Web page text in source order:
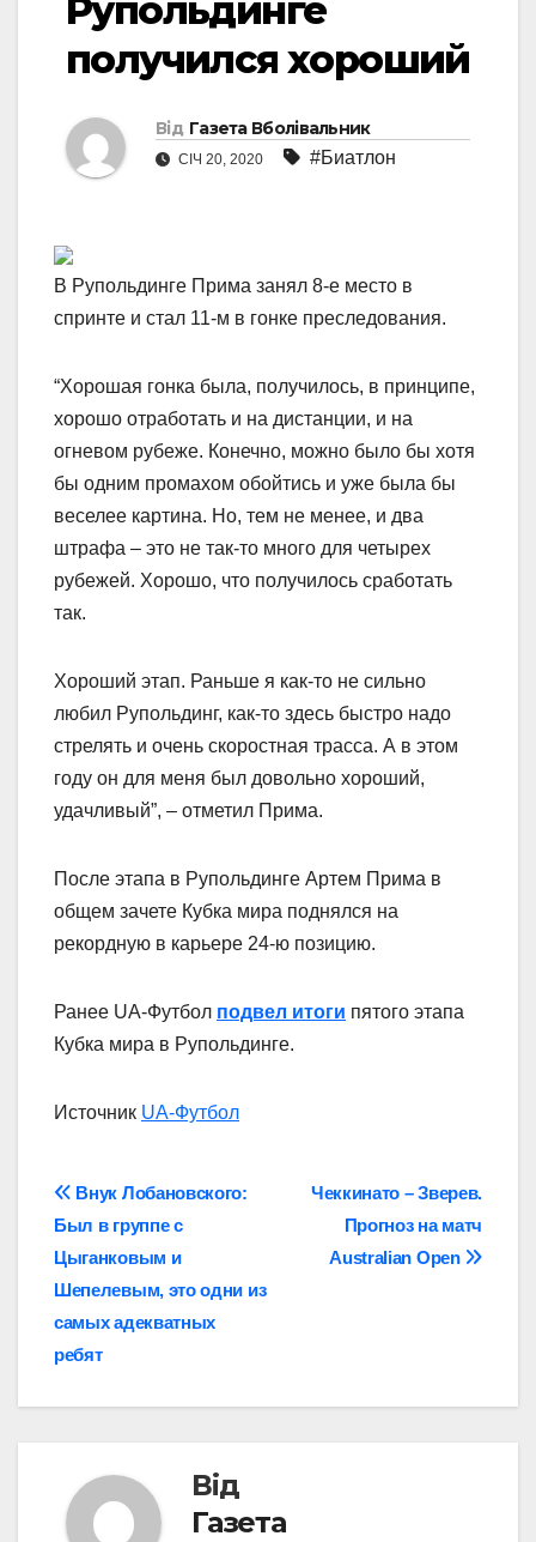
Рупольдинге
получился хороший
Від Газета Вболівальник
СІЧ 20, 2020 #Биатлон
В Рупольдинге Прима занял 8-е место в
спринте и стал 11-м в гонке преследования.
“Хорошая гонка была, получилось, в принципе,
хорошо отработать и на дистанции, и на
огневом рубеже. Конечно, можно было бы хотя
бы одним промахом обойтись и уже была бы
веселее картина. Но, тем не менее, и два
штрафа – это не так-то много для четырех
рубежей. Хорошо, что получилось сработать
так.
Хороший этап. Раньше я как-то не сильно
любил Рупольдинг, как-то здесь быстро надо
стрелять и очень скоростная трасса. А в этом
году он для меня был довольно хороший,
удачливый”, – отметил Прима.
После этапа в Рупольдинге Артем Прима в
общем зачете Кубка мира поднялся на
рекордную в карьере 24-ю позицию.
Ранее UA-Футбол подвел итоги пятого этапа
Кубка мира в Рупольдинге.
Источник UA-Футбол
Навігація
записів
Чеккинато – Зверев.
Прогноз на матч
Australian Open
Внук Лобановского:
Был в группе с
Цыганковым и
Шепелевым, это одни из
самых адекватных
ребят
Від
Газета